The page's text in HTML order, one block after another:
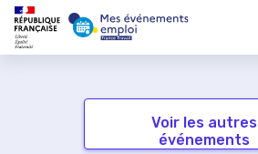
Voir les autres
événements